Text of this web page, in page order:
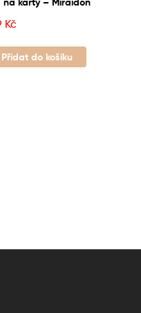
Kč
Přidat do košíku